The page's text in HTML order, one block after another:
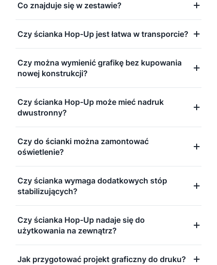
Co znajduje się w zestawie?
Czy ścianka Hop-Up jest łatwa w transporcie?
Czy można wymienić grafikę bez kupowania
nowej konstrukcji?
Czy ścianka Hop-Up może mieć nadruk
dwustronny?
Czy do ścianki można zamontować
oświetlenie?
Czy ścianka wymaga dodatkowych stóp
stabilizujących?
Czy ścianka Hop-Up nadaje się do
użytkowania na zewnątrz?
Jak przygotować projekt graficzny do druku?